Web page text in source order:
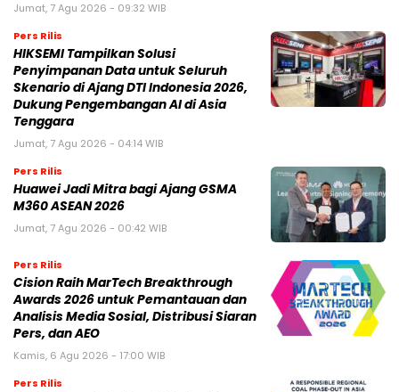
Jumat, 7 Agu 2026 - 09:32 WIB
Pers Rilis
HIKSEMI Tampilkan Solusi
Penyimpanan Data untuk Seluruh
Skenario di Ajang DTI Indonesia 2026,
Dukung Pengembangan AI di Asia
Tenggara
Jumat, 7 Agu 2026 - 04:14 WIB
Pers Rilis
Huawei Jadi Mitra bagi Ajang GSMA
M360 ASEAN 2026
Jumat, 7 Agu 2026 - 00:42 WIB
Pers Rilis
Cision Raih MarTech Breakthrough
Awards 2026 untuk Pemantauan dan
Analisis Media Sosial, Distribusi Siaran
Pers, dan AEO
Kamis, 6 Agu 2026 - 17:00 WIB
Pers Rilis